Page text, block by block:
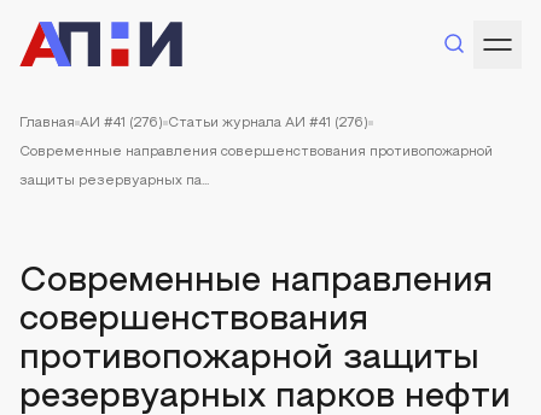
Главная АИ #41 (276) Статьи журнала АИ #41 (276)
Современные направления совершенствования противопожарной
защиты резервуарных па...
Современные направления
совершенствования
противопожарной защиты
резервуарных парков нефти